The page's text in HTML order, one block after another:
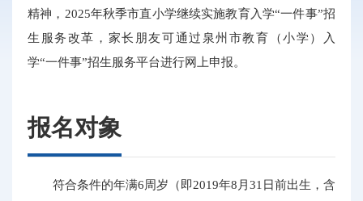
精神，2025年秋季市直小学继续实施教育入学“一件事”招
生服务改革，家长朋友可通过泉州市教育（小学）入
学“一件事”招生服务平台进行网上申报。
报名对象
符合条件的年满6周岁（即2019年8月31日前出生，含